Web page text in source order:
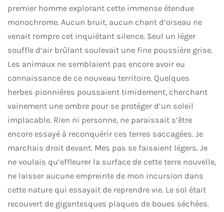
premier homme explorant cette immense étendue
monochrome. Aucun bruit, aucun chant d’oiseau ne
venait rompre cet inquiétant silence. Seul un léger
souffle d’air brûlant soulevait une fine poussière grise.
Les animaux ne semblaient pas encore avoir eu
connaissance de ce nouveau territoire. Quelques
herbes pionnières poussaient timidement, cherchant
vainement une ombre pour se protéger d’un soleil
implacable. Rien ni personne, ne paraissait s’être
encore essayé à reconquérir ces terres saccagées. Je
marchais droit devant. Mes pas se faisaient légers. Je
ne voulais qu’effleurer la surface de cette terre nouvelle,
ne laisser aucune empreinte de mon incursion dans
cette nature qui essayait de reprendre vie. Le sol était
recouvert de gigantesques plaques de boues séchées.